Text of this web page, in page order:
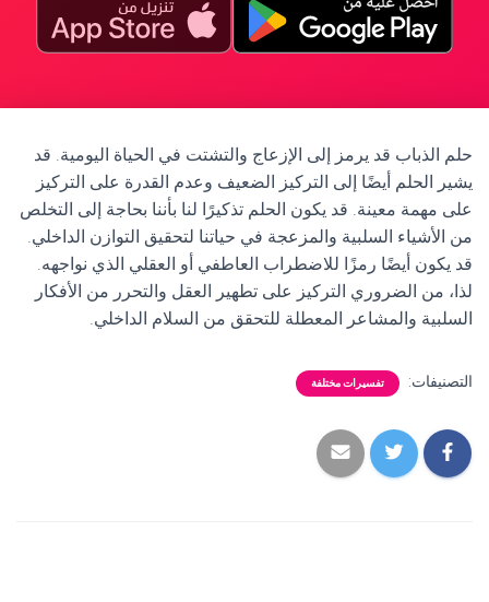
حلم الذباب قد يرمز إلى الإزعاج والتشتت في الحياة اليومية. قد
يشير الحلم أيضًا إلى التركيز الضعيف وعدم القدرة على التركيز
على مهمة معينة. قد يكون الحلم تذكيرًا لنا بأننا بحاجة إلى التخلص
من الأشياء السلبية والمزعجة في حياتنا لتحقيق التوازن الداخلي.
قد يكون أيضًا رمزًا للاضطراب العاطفي أو العقلي الذي نواجهه.
لذا، من الضروري التركيز على تطهير العقل والتحرر من الأفكار
السلبية والمشاعر المعطلة للتحقق من السلام الداخلي.
التصنيفات: تفسيرات مختلفة